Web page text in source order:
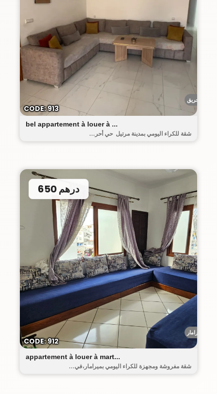
أحريق
bel appartement à louer à ...
شقة للكراء اليومي بمدينة مرتيل حي أحر...
CODE: 913
ميرامار
appartement à louer à mart...
650 درهم
شقة مفروشة ومجهزة للكراء اليومي بميرامار،في...
CODE: 912